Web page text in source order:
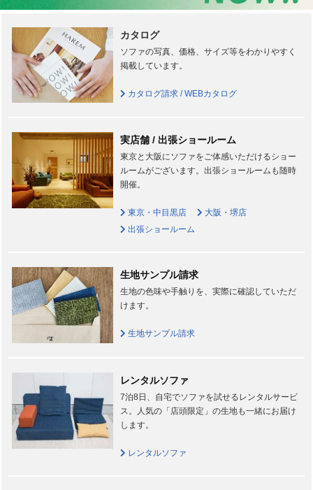
カタログ
ソファの写真、価格、サイズ等をわかりやすく
掲載しています。
カタログ請求 / WEBカタログ
実店舗 / 出張ショールーム
東京と大阪にソファをご体感いただけるショー
ルームがございます。出張ショールームも随時
開催。
東京・中目黒店
大阪・堺店
出張ショールーム
生地サンプル請求
生地の色味や手触りを、実際に確認していただ
けます。
生地サンプル請求
レンタルソファ
7泊8日、自宅でソファを試せるレンタルサービ
ス。人気の「店頭限定」の生地も一緒にお届け
します。
レンタルソファ